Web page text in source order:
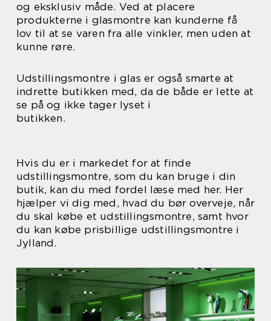
og eksklusiv måde. Ved at placere
produkterne i glasmontre kan kunderne få
lov til at se varen fra alle vinkler, men uden at
kunne røre.
Udstillingsmontre i glas er også smarte at
indrette butikken med, da de både er lette at
se på og ikke tager lyset i
butikken.
Hvis du er i markedet for at finde
udstillingsmontre, som du kan bruge i din
butik, kan du med fordel læse med her. Her
hjælper vi dig med, hvad du bør overveje, når
du skal købe et udstillingsmontre, samt hvor
du kan købe prisbillige udstillingsmontre i
Jylland.